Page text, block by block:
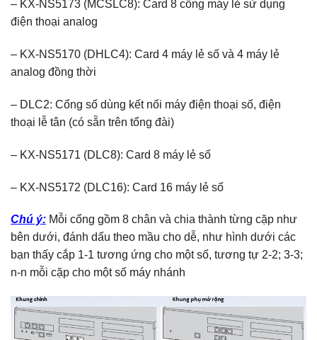
– KX-NS5173 (MCSLC8): Card 8 cổng máy lẻ sử dụng
điện thoại analog
– KX-NS5170 (DHLC4): Card 4 máy lẻ số và 4 máy lẻ
analog đồng thời
– DLC2: Cổng số dùng kết nối máy điện thoại số, điện
thoại lễ tân (có sẵn trên tổng đài)
– KX-NS5171 (DLC8): Card 8 máy lẻ số
– KX-NS5172 (DLC16): Card 16 máy lẻ số
Chú ý: Mỗi cổng gồm 8 chân và chia thành từng cặp như
bên dưới, đánh dấu theo mầu cho dễ, như hình dưới các
bạn thấy cắp 1-1 tương ứng cho một số, tương tự 2-2; 3-3;
n-n mỗi cặp cho một số máy nhánh